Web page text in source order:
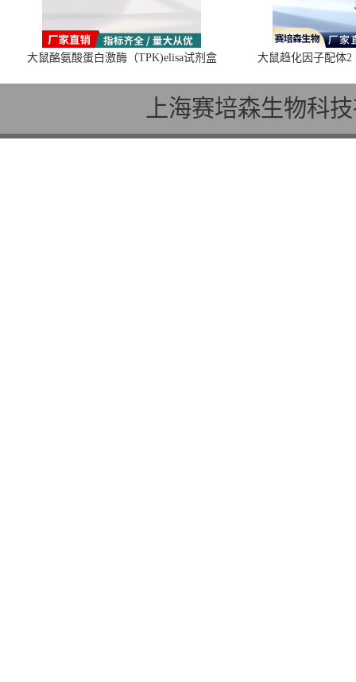
大鼠酪氨酸蛋白激酶（TPK)elisa试剂盒 大鼠趋化因子配体2
上海赛培森生物科